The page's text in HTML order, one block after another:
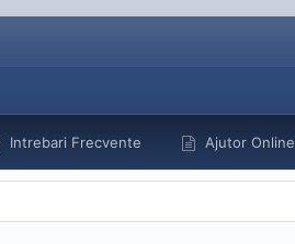
Intrebari Frecvente Ajutor Online